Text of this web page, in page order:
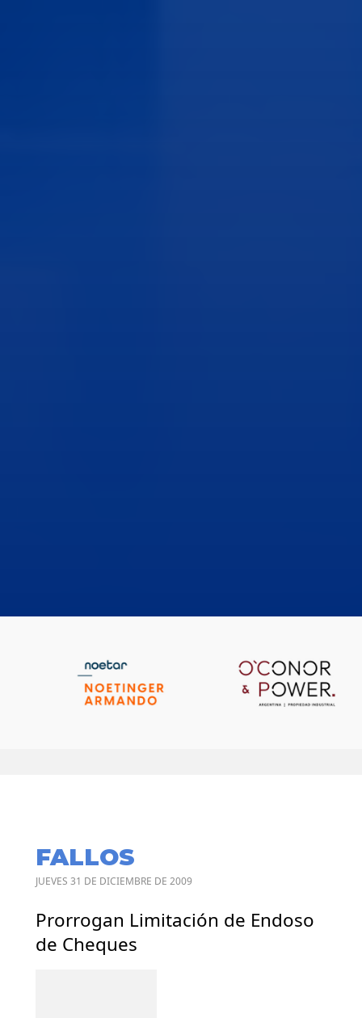
FALLOS
JUEVES 31 DE DICIEMBRE DE 2009
Prorrogan Limitación de Endoso
de Cheques